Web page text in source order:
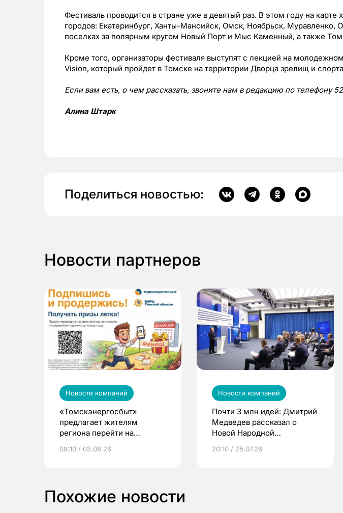
Фестиваль проводится в стране уже в девятый раз. В этом году на карте
городов: Екатеринбург, Ханты-Мансийск, Омск, Ноябрьск, Муравленко,
поселках за полярным кругом Новый Порт и Мыс Каменный, а также
Кроме того, организаторы фестиваля выступят с лекцией на
Vision, который пройдет в Томске на территории Дворца зрелищ и
Если вам есть, о чем рассказать, звоните нам в редакцию по телефону
Алина Штарк
Поделиться новостью:
Новости партнеров
Новости компаний
«Томскэнергосбыт»
предлагает жителям
региона перейти на
выиграть призы
09:10 / 03.08.26
Новости компаний
Почти 3 млн идей: Дмитрий
Медведев рассказал о
Новой Народной
20:10 / 25.07.26
Похожие новости